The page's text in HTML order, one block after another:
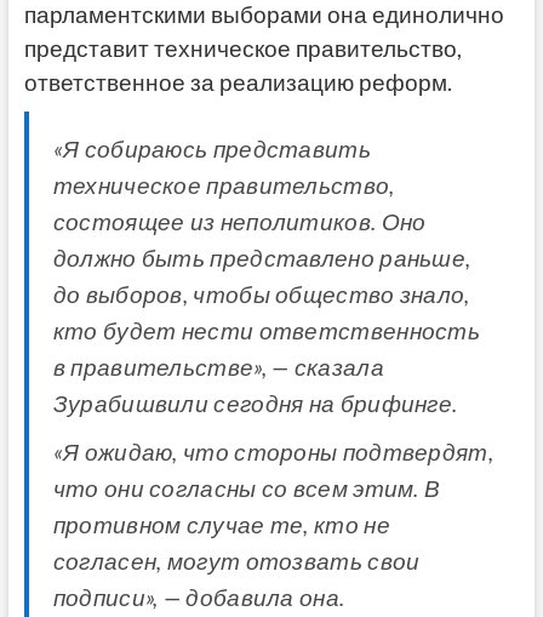
парламентскими выборами она единолично
представит техническое правительство,
ответственное за реализацию реформ.
«Я собираюсь представить
техническое правительство,
состоящее из неполитиков. Оно
должно быть представлено раньше,
до выборов, чтобы общество знало,
кто будет нести ответственность
в правительстве», — сказала
Зурабишвили сегодня на брифинге.
«Я ожидаю, что стороны подтвердят,
что они согласны со всем этим. В
противном случае те, кто не
согласен, могут отозвать свои
подписи», — добавила она.